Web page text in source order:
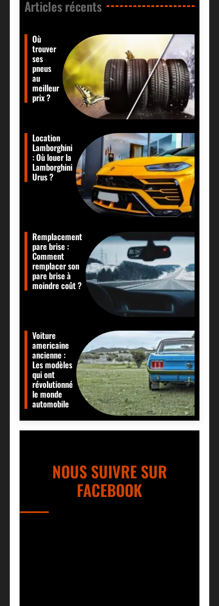
Articles récents​
Où
trouver
ses
pneus
au
meilleur
prix ?
Location
Lamborghini
: Où louer la
Lamborghini
Urus ?
Remplacement
pare brise :
Comment
remplacer son
pare brise à
moindre coût ?
Voiture
americaine
ancienne :
Les modèles
qui ont
révolutionné
le monde
automobile
NOUS SUIVRE SUR
FACEBOOK